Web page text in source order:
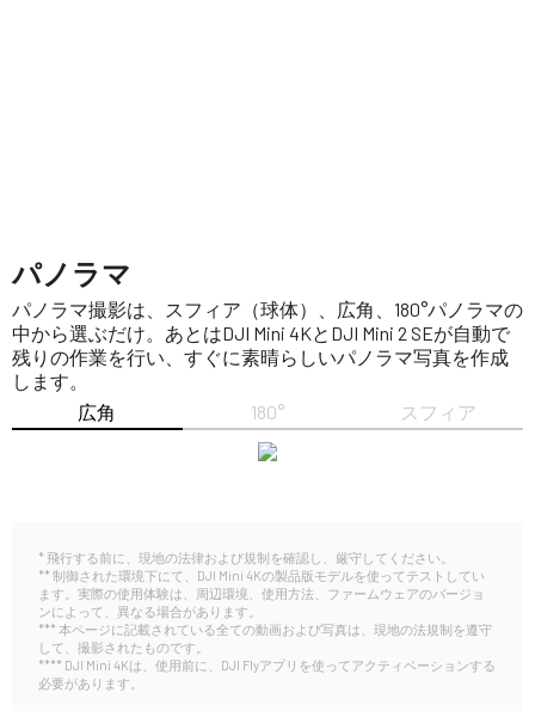
パノラマ
パノラマ撮影は、スフィア（球体）、広角、180°パノラマの
中から選ぶだけ。あとはDJI Mini 4KとDJI Mini 2 SEが自動で
残りの作業を行い、すぐに素晴らしいパノラマ写真を作成
します。
広角
180° スフィア
* 飛行する前に、現地の法律および規制を確認し、厳守してください。
** 制御された環境下にて、DJI Mini 4Kの製品版モデルを使ってテストしてい
ます。実際の使用体験は、周辺環境、使用方法、ファームウェアのバージョ
ンによって、異なる場合があります。
*** 本ページに記載されている全ての動画および写真は、現地の法規制を遵守
して、撮影されたものです。
**** DJI Mini 4Kは、使用前に、DJI Flyアプリを使ってアクティベーションする
必要があります。